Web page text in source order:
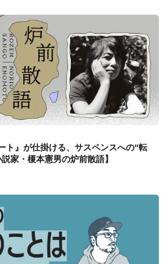
ト』が仕掛ける、サスペンスへの“転
家・榎本憲男の炉前散語】